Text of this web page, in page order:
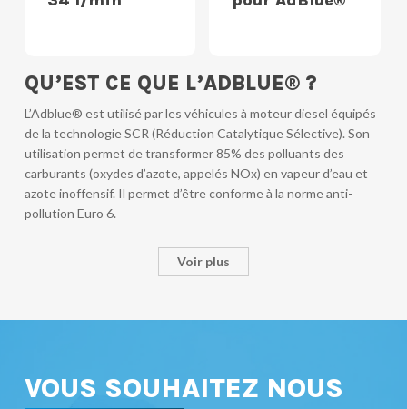
QU’EST CE QUE L’ADBLUE® ?
L’Adblue® est utilisé par les véhicules à moteur diesel équipés
de la technologie SCR (Réduction Catalytique Sélective). Son
utilisation permet de transformer 85% des polluants des
carburants (oxydes d’azote, appelés NOx) en vapeur d’eau et
azote inoffensif. Il permet d’être conforme à la norme anti-
pollution Euro 6.
Voir plus
VOUS SOUHAITEZ NOUS